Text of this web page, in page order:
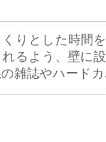
りとした時間
るよう、壁に
の雑誌やハード